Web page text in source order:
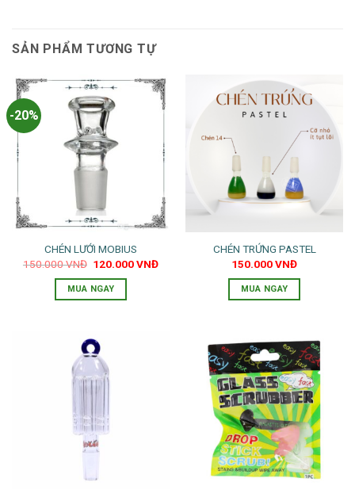
SẢN PHẨM TƯƠNG TỰ
-20%
CHÉN LƯỚI MOBIUS
150.000VNĐ Giá
là:
150.000 VNĐ.
120.000VNĐGiá
MUA NGAY
CHÉN TRỨNG PASTEL
150.000VNĐ
MUA NGAY